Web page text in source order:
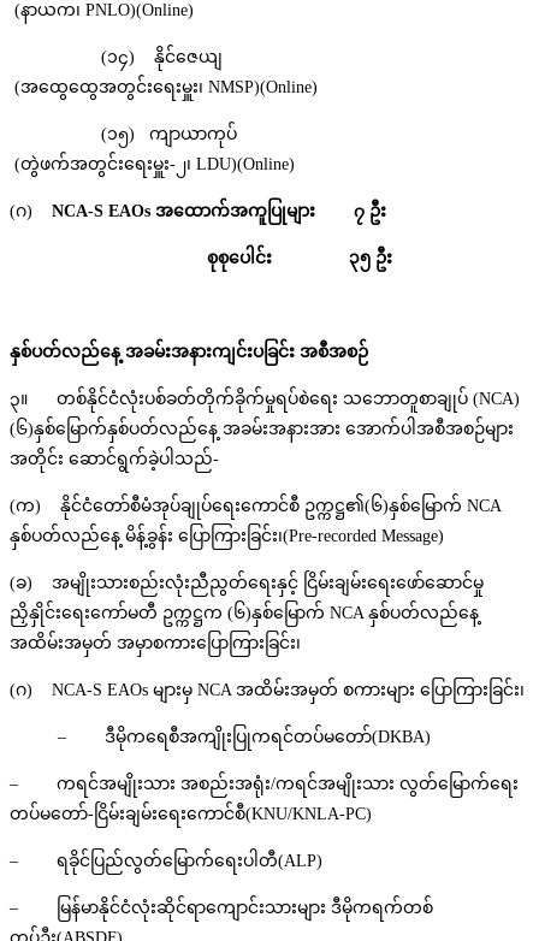
(နာယက၊ PNLO)(Online)
(၁၄) နိုင်ဇေယျ
(အထွေထွေအတွင်းရေးမှူး၊ NMSP)(Online)
(၁၅) ကျာယာကုပ်
(တွဲဖက်အတွင်းရေးမှူး-၂၊ LDU)(Online)
(ဂ) NCA-S EAOs အထောက်အကူပြုများ ၇ ဦး
စုစုပေါင်း ၃၅ ဦး
နှစ်ပတ်လည်နေ့ အခမ်းအနားကျင်းပခြင်း အစီအစဉ်
၃။ တစ်နိုင်ငံလုံးပစ်ခတ်တိုက်ခိုက်မှုရပ်စဲရေး သဘောတူစာချုပ် (NCA)
(၆)နှစ်မြောက်နှစ်ပတ်လည်နေ့ အခမ်းအနားအား အောက်ပါအစီအစဉ်များ
အတိုင်း ဆောင်ရွက်ခဲ့ပါသည်-
(က) နိုင်ငံတော်စီမံအုပ်ချုပ်ရေးကောင်စီ ဥက္ကဋ္ဌ၏(၆)နှစ်မြောက် NCA
နှစ်ပတ်လည်နေ့ မိန့်ခွန်း ပြောကြားခြင်း၊(Pre-recorded Message)
(ခ) အမျိုးသားစည်းလုံးညီညွတ်ရေးနှင့် ငြိမ်းချမ်းရေးဖော်ဆောင်မှု
ညှိနှိုင်းရေးကော်မတီ ဥက္ကဋ္ဌက (၆)နှစ်မြောက် NCA နှစ်ပတ်လည်နေ့
အထိမ်းအမှတ် အမှာစကားပြောကြားခြင်း၊
(ဂ) NCA-S EAOs များမှ NCA အထိမ်းအမှတ် စကားများ ပြောကြားခြင်း၊
– ဒီမိုကရေစီအကျိုးပြုကရင်တပ်မတော်(DKBA)
– ကရင်အမျိုးသား အစည်းအရုံး/ကရင်အမျိုးသား လွတ်မြောက်ရေး
တပ်မတော်-ငြိမ်းချမ်းရေးကောင်စီ(KNU/KNLA-PC)
– ရခိုင်ပြည်လွတ်မြောက်ရေးပါတီ(ALP)
– မြန်မာနိုင်ငံလုံးဆိုင်ရာကျောင်းသားများ ဒီမိုကရက်တစ်